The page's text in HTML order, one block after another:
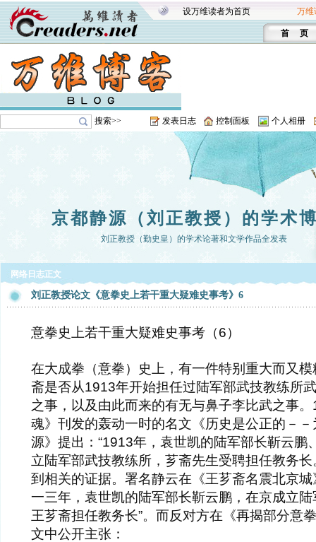
设万维读者为首页 万维
首 页
搜索>> 发表日志 控制面板 个人相册
京都静源（刘正教授）的学术
刘正教授（勤史皇）的学术论著和文学作品全发表
网络日志正文
刘正教授论文《意拳史上若干重大疑难史事考》6
意拳史上若干重大疑难史事考（6）
在大成拳（意拳）史上，有一件特别重大而又
斋是否从1913年开始担任过陆军部武技教练所
之事，以及由此而来的有无与鼻子李比武之事
魂》刊发的轰动一时的名文《历史是公正的－
源》提出：“1913年，袁世凯的陆军部长靳云鹏
立陆军部武技教练所，芗斋先生受聘担任教务长
到相关的证据。署名静云在《王芗斋名震北京城
一三年，袁世凯的陆军部长靳云鹏，在京成立
王芗斋担任教务长”。而反对方在《再揭部分意
文中公开主张：